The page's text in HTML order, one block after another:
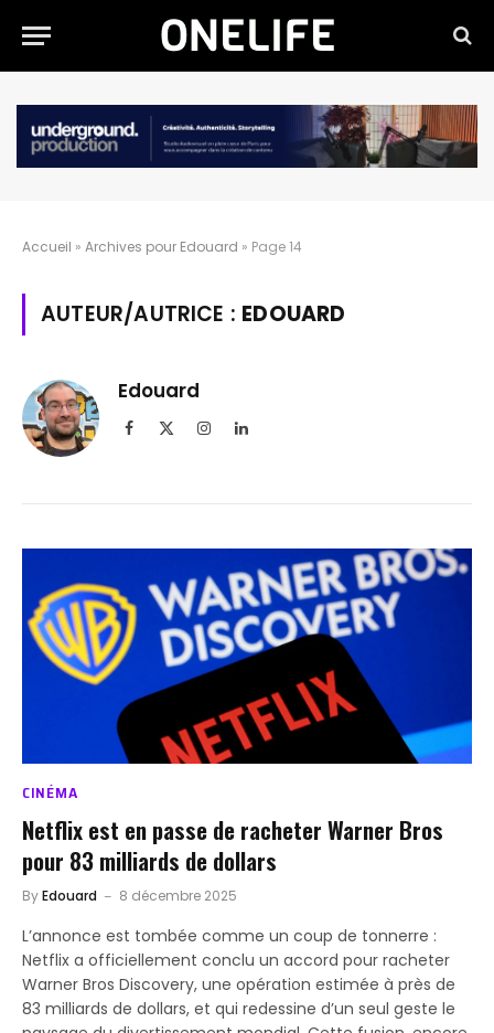
Accueil » Archives pour Edouard » Page 14
AUTEUR/AUTRICE : EDOUARD
Edouard
Facebook InstagramLinkedIn
CINÉMA
Netflix est en passe de racheter Warner Bros
pour 83 milliards de dollars
ByEdouard 8 décembre 2025
L’annonce est tombée comme un coup de tonnerre :
Netflix a officiellement conclu un accord pour racheter
Warner Bros Discovery, une opération estimée à près de
83 milliards de dollars, et qui redessine d’un seul geste le